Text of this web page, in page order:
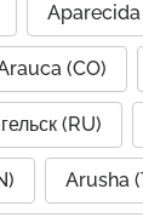
Aparecida
(CO)
(RU)
Arusha